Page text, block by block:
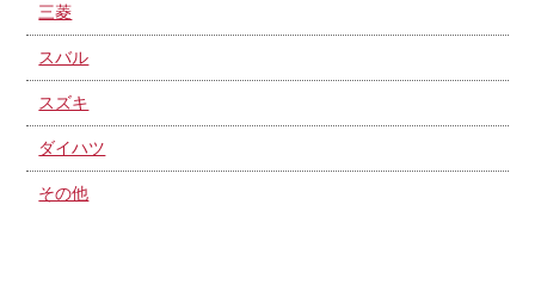
三菱
スバル
スズキ
ダイハツ
その他